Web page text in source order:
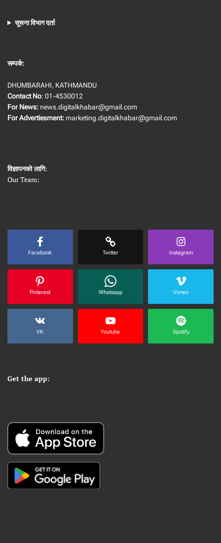
सूचना विभाग दर्ता
सम्पर्क:
DHUMBARAHI, KATHMANDU
Contact No: 01-4530012
For News: news.digitalkhabar@gmail.com
For Advertiesment: marketing.digitalkhabar@gmail.com
विज्ञापनको लागि:
Our Team:
Facebook Twitter Instagram
Pinterest Whatsapp Vimeo
VK Youtube Spotify
Get the app: